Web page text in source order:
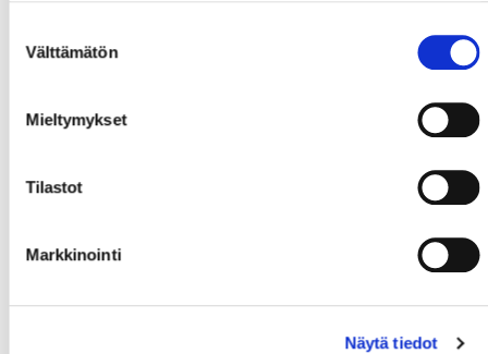
valinta
Välttämätön
Mieltymykset
Tilastot
Markkinointi
Näytä tiedot